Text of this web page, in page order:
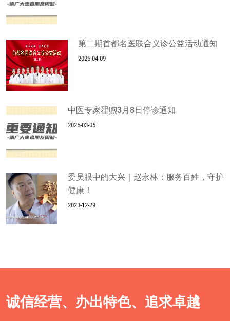
第二期首都名医联合义诊公益活动通知
2025-04-09
中医专家翟煦3月8日停诊通知
2025-03-05
委员眼中的大兴｜赵永林：服务百姓，守护
健康！
2023-12-29
诚信经营、办出特色、追求卓越